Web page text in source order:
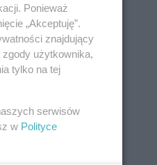
Ponieważ
„Akceptuję”.
znajdujący
użytkownika,
tylko na tej
serwisów
w Polityce